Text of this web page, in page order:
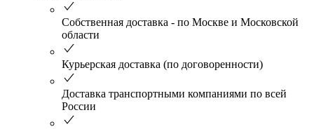
Собственная доставка - по Москве и Московской
области
Курьерская доставка (по договоренности)
Доставка транспортными компаниями по всей
России